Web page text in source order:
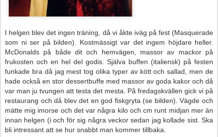
I helgen blev det ingen träning, då vi åkte iväg på fest (Masquerade
som ni ser på bilden). Kostmässigt var det ingem höjdare heller.
McDonalds på både dit och hemvägen, massor av mackor på
frukosten och en hel del godis. Själva buffen (italiensk) på festen
funkade bra då jag mest tog olika typer av kött och sallad, men de
hade också en stor dessertbuffe med massor av goda kakor och då
var man ju tvungen att testa det mesta. På fredagskvällen gick vi på
restaurang och då blev det en god fiskgryta (se bilden). Vägde och
mätte mig imorse och det var några kilo och cm runt midjan mer än
innan helgen (i och för sig några veckor sedan jag kollade sist. Ska
bli intressant att se hur snabbt man kommer tillbaka.